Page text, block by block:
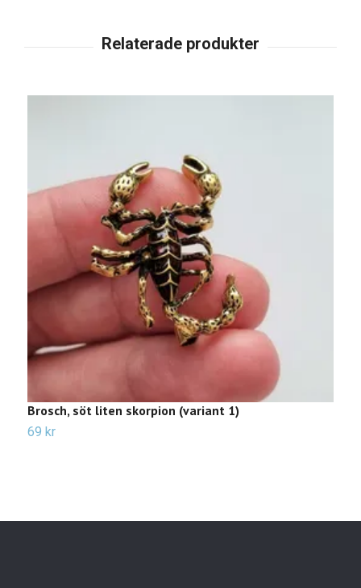
Brosch, söt liten skorpion (variant 1)
69 kr